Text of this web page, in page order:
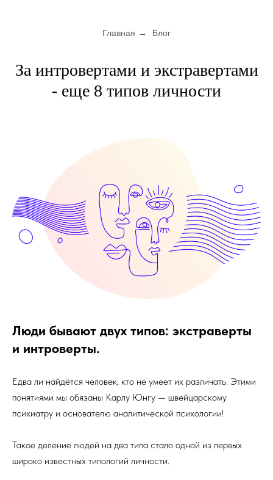
Главная → Блог
За интровертами и экстравертами
- еще 8 типов личности
Люди бывают двух типов: экстраверты
и интроверты.
Едва ли найдётся человек, кто не умеет их различать. Этими
понятиями мы обязаны Карлу Юнгу — швейцарскому
психиатру и основателю аналитической психологии!
Такое деление людей на два типа стало одной из первых
широко известных типологий личности.